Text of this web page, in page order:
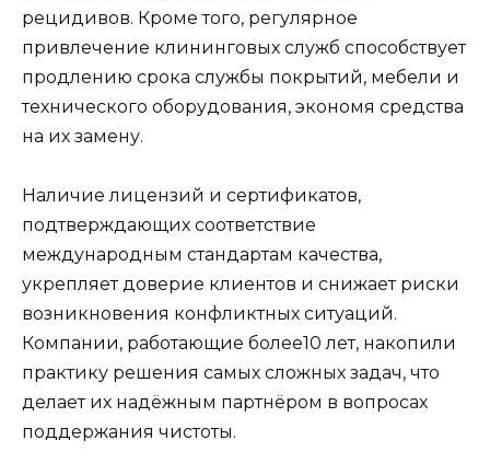
рецидивов. Кроме того, регулярное
привлечение клининговых служб способствует
продлению срока службы покрытий, мебели и
технического оборудования, экономя средства
на их замену.
Наличие лицензий и сертификатов,
подтверждающих соответствие
международным стандартам качества,
укрепляет доверие клиентов и снижает риски
возникновения конфликтных ситуаций.
Компании, работающие более10 лет, накопили
практику решения самых сложных задач, что
делает их надёжным партнёром в вопросах
поддержания чистоты.